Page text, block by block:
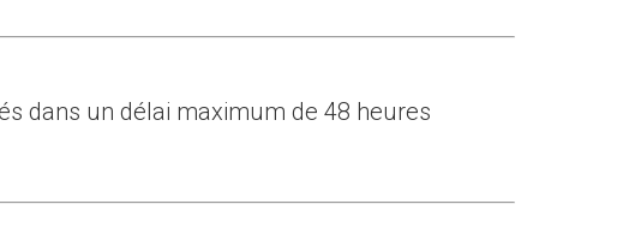
dans un délai maximum de 48 heures